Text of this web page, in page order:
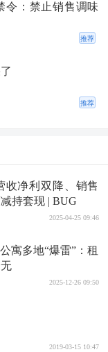
令：禁止销售调味
推荐
推荐
收净利双降、销售
持套现 | BUG
2025-04-25 09:46
寓多地“爆雷”：租
2025-12-26 09:50
2019-03-15 10:47